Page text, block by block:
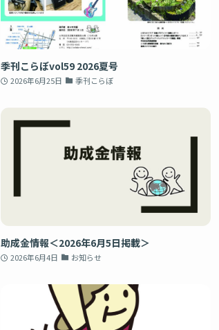
季刊こらぼvol59 2026夏号
2026年6月25日 季刊こらぼ
助成金情報＜2026年6月5日掲載＞
2026年6月4日 お知らせ